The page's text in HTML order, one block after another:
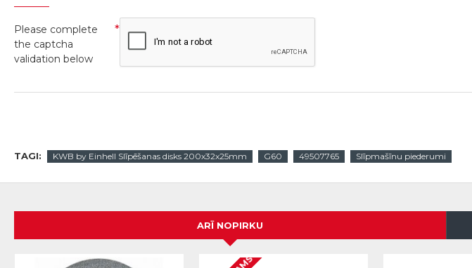
Please complete
the captcha
validation below
TAGI: KWB by Einhell Slīpēšanas disks 200x32x25mm G60 49507765 Slīpmašīnu piederumi
ARĪ NOPIRKU